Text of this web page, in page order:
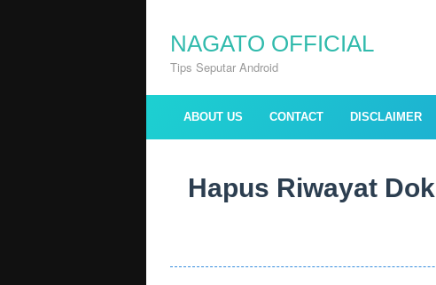
contentNAGATO OFFICIAL
Tips Seputar Android
ABOUT US CONTACT DISCLAIMER
Hapus Riwayat